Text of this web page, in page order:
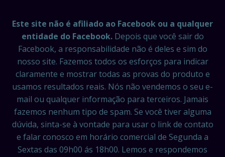
Este site não é afiliado ao Facebook ou a qualquer
entidade do Facebook.Depois que você sair do
Facebook, a responsabilidade não é deles e sim do
nosso site. Fazemos todos os esforços para indicar
claramente e mostrar todas as provas do produto e
usamos resultados reais. Nós não vendemos o seu e-
mail ou qualquer informação para terceiros. Jamais
fazemos nenhum tipo de spam. Se você tiver alguma
dúvida, sinta-se à vontade para usar o link de contato
e falar conosco em horário comercial de Segunda a
Sextas das 09h00 ás 18h00. Lemos e respondemos